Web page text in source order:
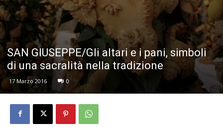
SAN GIUSEPPE/Gli altari e i pani, simboli
di una sacralità nella tradizione
17 Marzo 2016 0